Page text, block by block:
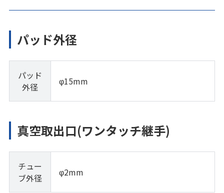
パッド外径
パッド
外径
φ15mm
真空取出口(ワンタッチ継手)
チュー
ブ外径
φ2mm